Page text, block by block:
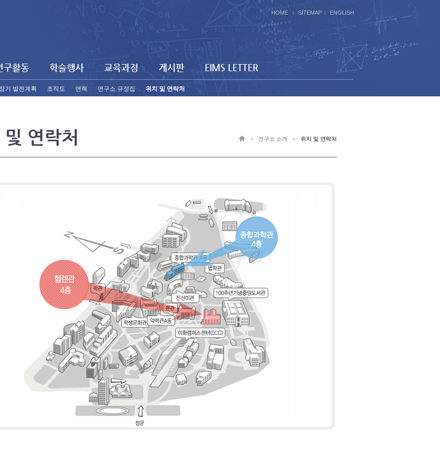
ENGLISH
HOME SITEMAP
기 발전계획 조직도 연혁 연구소 규정집 위치 및 연락처
구활동 학술행사 교육과정 게시판 EIMS LETTER
연락처 > 연구소 소개 > 위치 및 연락처